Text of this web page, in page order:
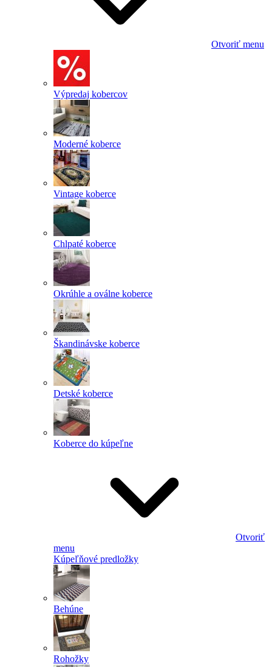
Otvoriť menu
Výpredaj kobercov
Moderné koberce
Vintage koberce
Chlpaté koberce
Okrúhle a oválne koberce
Škandinávske koberce
Detské koberce
Koberce do kúpeľne
Otvoriť
menu
Kúpeľňové predložky
Behúne
Rohožky